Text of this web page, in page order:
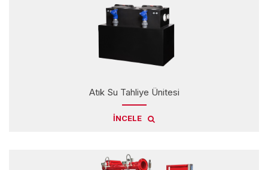
Atık Su Tahliye Ünitesi
İNCELE